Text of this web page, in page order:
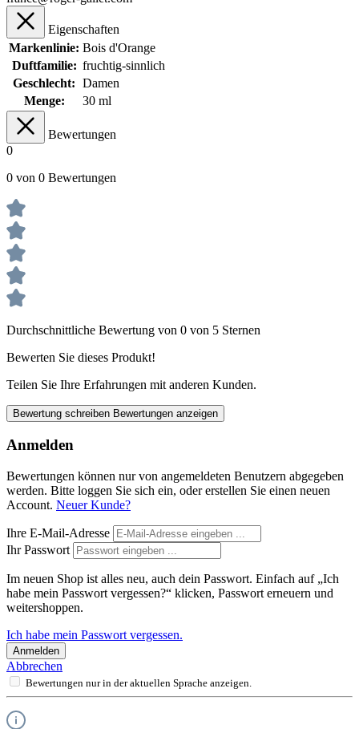
Eigenschaften
Markenlinie: Bois d'Orange
Duftfamilie: fruchtig-sinnlich
Geschlecht: Damen
Menge:
30 ml
Bewertungen
0
0 von 0 Bewertungen
Durchschnittliche Bewertung von 0 von 5 Sternen
Bewerten Sie dieses Produkt!
Teilen Sie Ihre Erfahrungen mit anderen Kunden.
Bewertung schreiben Bewertungen anzeigen
Anmelden
Bewertungen können nur von angemeldeten Benutzern abgegeben
werden. Bitte loggen Sie sich ein, oder erstellen Sie einen neuen
Account. Neuer Kunde?
Ihre E-Mail-Adresse
Ihr Passwort
Im neuen Shop ist alles neu, auch dein Passwort. Einfach auf „Ich
habe mein Passwort vergessen?“ klicken, Passwort erneuern und
weitershoppen.
Ich habe mein Passwort vergessen.
Anmelden
Abbrechen
Bewertungen nur in der aktuellen Sprache anzeigen.